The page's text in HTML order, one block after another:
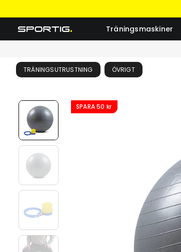
Träningsmaskiner
TRÄNINGSUTRUSTNING ÖVRIGT
SPARA50 kr